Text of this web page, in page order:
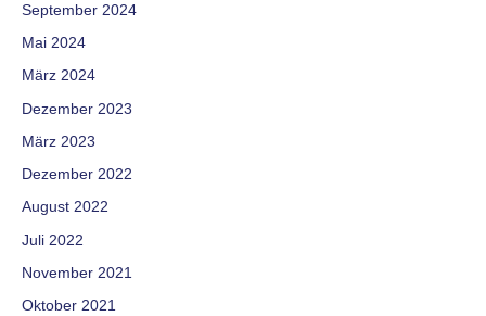
September 2024
Mai 2024
März 2024
Dezember 2023
März 2023
Dezember 2022
August 2022
Juli 2022
November 2021
Oktober 2021